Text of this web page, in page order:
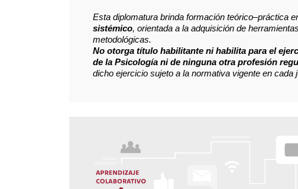
Esta diplomatura brinda formación teórico–práctica
sistémico, orientada a la adquisición de
metodológicas.
No otorga título habilitante ni habilita para el
de la Psicología ni de ninguna otra profesión
dicho ejercicio sujeto a la normativa vigente en cada